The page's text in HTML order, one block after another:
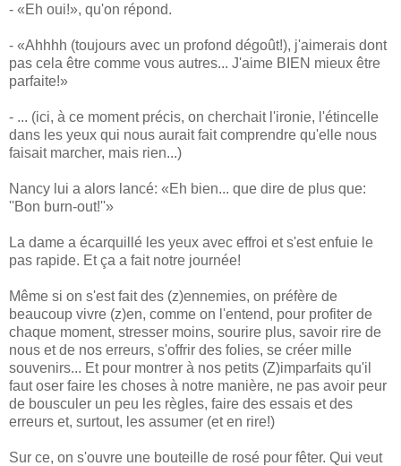
- «Eh oui!», qu'on répond.
- «Ahhhh (toujours avec un profond dégoût!), j'aimerais dont
pas cela être comme vous autres... J'aime BIEN mieux être
parfaite!»
- ... (ici, à ce moment précis, on cherchait l'ironie, l'étincelle
dans les yeux qui nous aurait fait comprendre qu'elle nous
faisait marcher, mais rien...)
Nancy lui a alors lancé: «Eh bien... que dire de plus que:
''Bon burn-out!''»
La dame a écarquillé les yeux avec effroi et s'est enfuie le
pas rapide. Et ça a fait notre journée!
Même si on s'est fait des (z)ennemies, on préfère de
beaucoup vivre (z)en, comme on l'entend, pour profiter de
chaque moment, stresser moins, sourire plus, savoir rire de
nous et de nos erreurs, s'offrir des folies, se créer mille
souvenirs... Et pour montrer à nos petits (Z)imparfaits qu'il
faut oser faire les choses à notre manière, ne pas avoir peur
de bousculer un peu les règles, faire des essais et des
erreurs et, surtout, les assumer (et en rire!)
Sur ce, on s'ouvre une bouteille de rosé pour fêter. Qui veut